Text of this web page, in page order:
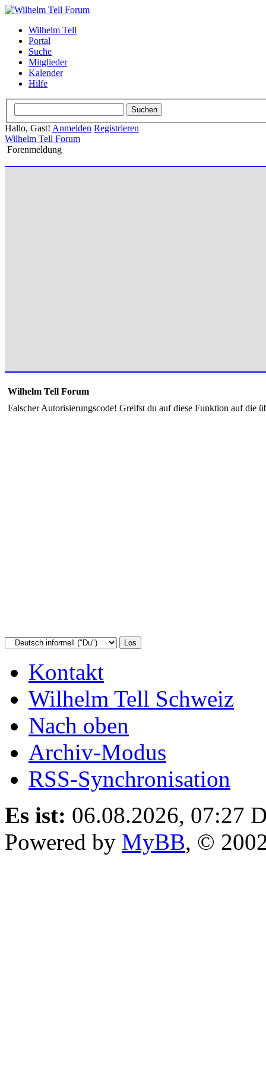
Wilhelm Tell
Portal
Suche
Mitglieder
Kalender
Hilfe
Hallo, Gast! Anmelden Registrieren
Wilhelm Tell Forum
Forenmeldung
Wilhelm Tell Forum
Falscher Autorisierungscode! Greifst du auf diese Funktion auf die
Kontakt
Wilhelm Tell Schweiz
Nach oben
Archiv-Modus
RSS-Synchronisation
Es ist: 06.08.2026, 07:27
Powered by MyBB, ©